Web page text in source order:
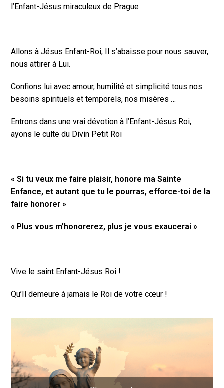
l’Enfant-Jésus miraculeux de Prague
Allons à Jésus Enfant-Roi, Il s’abaisse pour nous sauver,
nous attirer à Lui.
Confions lui avec amour, humilité et simplicité tous nos
besoins spirituels et temporels, nos misères …
Entrons dans une vrai dévotion à l’Enfant-Jésus Roi,
ayons le culte du Divin Petit Roi
« Si tu veux me faire plaisir, honore ma Sainte
Enfance, et autant que tu le pourras, efforce-toi de la
faire honorer »
« Plus vous m’honorerez, plus je vous exaucerai »
Vive le saint Enfant-Jésus Roi !
Qu’Il demeure à jamais le Roi de votre cœur !